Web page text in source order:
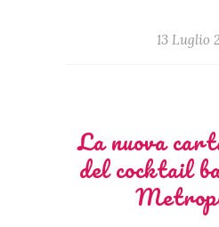
13 Luglio
La nuova
del cocktail